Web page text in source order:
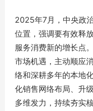
2025年7月，中央政
位置，强调要有效释
服务消费新的增长点
市场机遇，主动顺应
络和深耕多年的本地
化销售网络布局、升
多维发力，持续夯实